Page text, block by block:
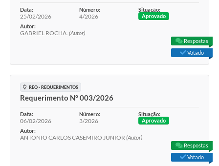
Data:
25/02/2026
Número:
4/2026
Situação:
Aprovado
Autor:
GABRIEL ROCHA. (Autor)
Respostas
Votado
REQ - REQUERIMENTOS
Requerimento Nº 003/2026
Data:
06/02/2026
Número:
3/2026
Situação:
Aprovado
Autor:
ANTONIO CARLOS CASEMIRO JUNIOR (Autor)
Respostas
Votado